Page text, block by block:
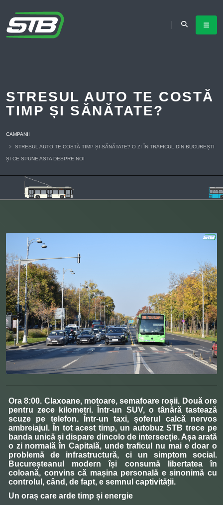
STRESUL AUTO TE COSTĂ
TIMP ȘI SĂNĂTATE?
CAMPANII
STRESUL AUTO TE COSTĂ TIMP ȘI SĂNĂTATE? O ZI ÎN TRAFICUL DIN BUCUREȘTI
ȘI CE SPUNE ASTA DESPRE NOI
Ora 8:00. Claxoane, motoare, semafoare roșii. Două ore
pentru zece kilometri. Într-un SUV, o tânără tastează
scuze pe telefon. Într-un taxi, șoferul calcă nervos
ambreiajul. În tot acest timp, un autobuz STB trece pe
banda unică și dispare dincolo de intersecție. Așa arată
o zi normală în Capitală, unde traficul nu mai e doar o
problemă de infrastructură, ci un simptom social.
Bucureșteanul modern își consumă libertatea în
coloană, convins că mașina personală e sinonimă cu
controlul, când, de fapt, e semnul captivității.
Un oraș care arde timp și energie